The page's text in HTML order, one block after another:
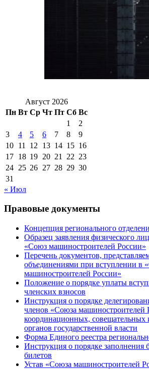
Август 2026
Пн Вт Ср Чт Пт Сб Вс
1
2
3
4 5 6 7 8
9
10 11 12 13 14 15 16
17 18 19 20 21 22 23
24 25 26 27 28 29 30
31
« Июл
Правовые документы
Концепция регионального
Образец заявления физического
«Союз машиностроителей России»
Перечень документов,
объединениями при вступлении в
машиностроителей России»
Положение о порядке уплаты
членских взносов
Инструкция о порядке
членов «Союза машиностроителей
координационных, совещательных
органов государственной власти
Форма Единого реестра
Инструкция о порядке заполнения
билетов
Устав «Союза машиностроителей